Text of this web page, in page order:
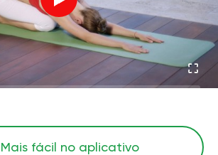
Mais fácil no aplicativo